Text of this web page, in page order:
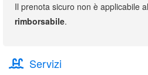
Il prenota sicuro non è applicabile
rimborsabile.
Servizi